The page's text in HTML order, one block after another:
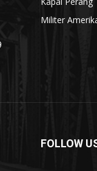
Militer
FOLLOW